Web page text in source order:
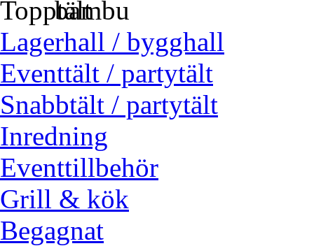
Lagerhall / bygghall
Eventtält / partytält
Snabbtält / partytält
Inredning
Eventtillbehör
Grill & kök
Begagnat